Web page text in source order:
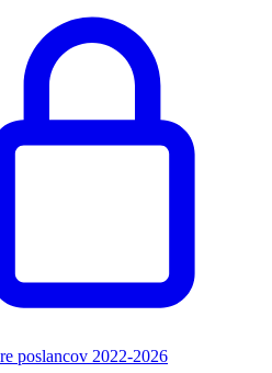
poslancov 2022-2026